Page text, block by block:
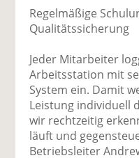
Regelmäßige
Qualitätssicherung
Jeder Mitarbeiter
Arbeitsstation mit
System ein. Damit
Leistung individuell
wir rechtzeitig
läuft und
Betriebsleiter